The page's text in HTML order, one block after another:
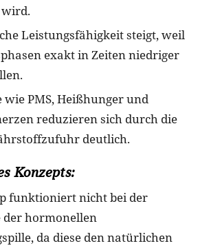
wird.
Leistungsfähigkeit steigt, weil
exakt in Zeiten niedriger
wie PMS, Heißhunger und
reduzieren sich durch die
deutlich.
Konzepts:
funktioniert nicht bei der
der hormonellen
da diese den natürlichen